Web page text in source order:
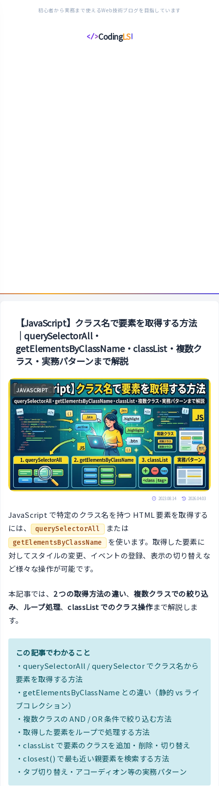
初心者から実務まで使えるWeb技術ブログを目指しています
</>CodingLS
コ
【JavaScript】クラス名で要素を取得する方法
｜querySelectorAll・
getElementsByClassName・classList・複数ク
ラス・実務パターンまで解説
JAVASCRIPT
2023.08.14 2026.04.03
JavaScript で特定のクラス名を持つ HTML 要素を取得する
には、
querySelectorAll または
getElementsByClassName
を使います。取得した要素に
対してスタイルの変更、イベントの登録、表示の切り替えな
ど様々な操作が可能です。
本記事では、 2 つの取得方法の違い、複数クラスでの絞り込
み、 ループ処理、classList でのクラス操作まで解説しま
す。
この記事でわかること
・querySelectorAll / querySelector でクラス名から
要素を取得する方法
・getElementsByClassName との違い（静的 vs ライ
ブコレクション）
・複数クラスの AND / OR 条件で絞り込む方法
・取得した要素をループで処理する方法
・classList で要素のクラスを追加・削除・切り替え
・closest() で最も近い親要素を検索する方法
・タブ切り替え・アコーディオン等の実務パターン